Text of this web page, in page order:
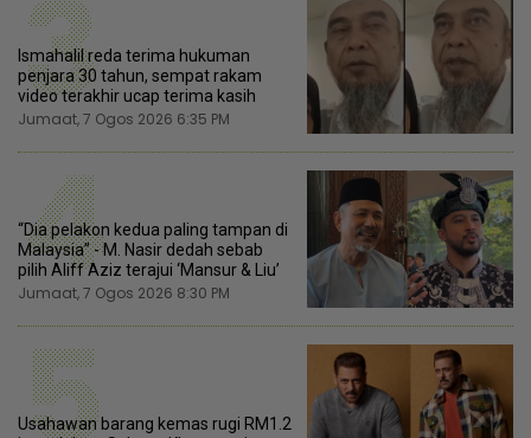
3
Ismahalil reda terima hukuman
penjara 30 tahun, sempat rakam
video terakhir ucap terima kasih
Jumaat, 7 Ogos 2026 6:35 PM
4
“Dia pelakon kedua paling tampan di
Malaysia” - M. Nasir dedah sebab
pilih Aliff Aziz terajui ‘Mansur & Liu’
Jumaat, 7 Ogos 2026 8:30 PM
5
Usahawan barang kemas rugi RM1.2